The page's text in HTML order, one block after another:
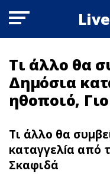
Τι άλλο θα
Δημόσια
ηθοποιό,
Τι άλλο θα
καταγγελíα από
Σκαφιδά